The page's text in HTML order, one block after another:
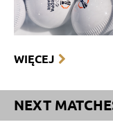
WIĘCEJ
NEXT